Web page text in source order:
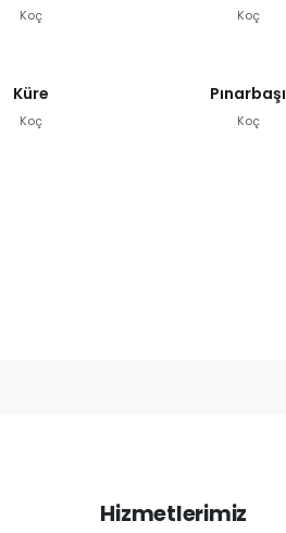
Koç Koç
Küre
Koç
Pınarbaşı
Koç
Hizmetlerimiz